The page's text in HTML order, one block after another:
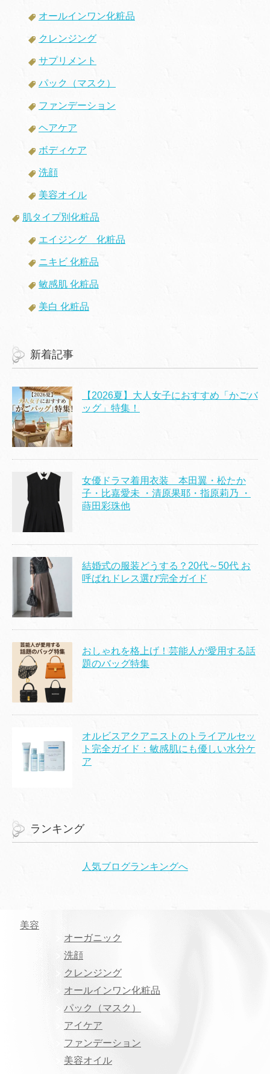
オールインワン化粧品
クレンジング
サプリメント
パック（マスク）
ファンデーション
ヘアケア
ボディケア
洗顔
美容オイル
肌タイプ別化粧品
エイジング 化粧品
ニキビ 化粧品
敏感肌 化粧品
美白 化粧品
新着記事
【2026夏】大人女子におすすめ「かごバ
ッグ」特集！
女優ドラマ着用衣装 本田翼・松たか
子・比嘉愛未 ・清原果耶・指原莉乃 ・
蒔田彩珠他
結婚式の服装どうする？20代～50代 お
呼ばれドレス選び完全ガイド
おしゃれを格上げ！芸能人が愛用する話
題のバッグ特集
オルビスアクアニストのトライアルセッ
ト完全ガイド：敏感肌にも優しい水分ケ
ア
ランキング
人気ブログランキングへ
美容
オーガニック
洗顔
クレンジング
オールインワン化粧品
パック（マスク）
アイケア
ファンデーション
美容オイル